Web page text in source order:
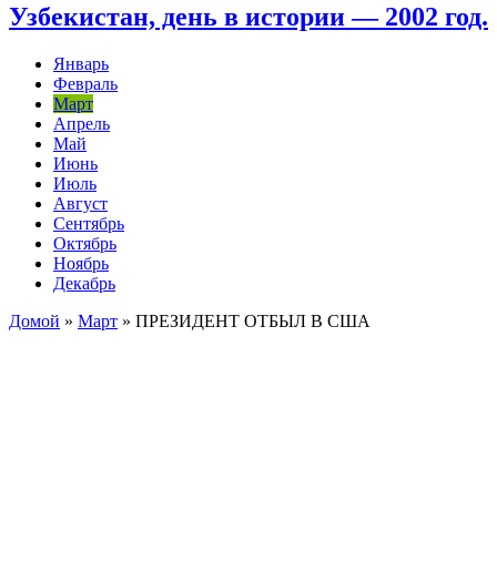
Узбекистан, день в истории — 2002 год.
Январь
Февраль
Март
Апрель
Май
Июнь
Июль
Август
Сентябрь
Октябрь
Ноябрь
Декабрь
Домой » Март » ПРЕЗИДЕНТ ОТБЫЛ В США